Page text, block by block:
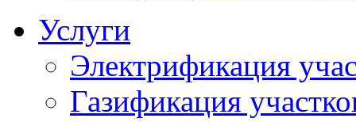
Услуги
Электрификация
Газификация